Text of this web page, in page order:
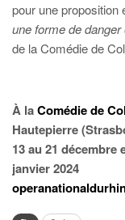
pour une proposition
une forme de danger
de la Comédie de
À laComédie de
Hautepierre
13 au 21 décembre
janvier 2024